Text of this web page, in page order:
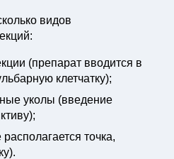
видов
(препарат вводится в
клетчатку);
уколы (введение
точка,